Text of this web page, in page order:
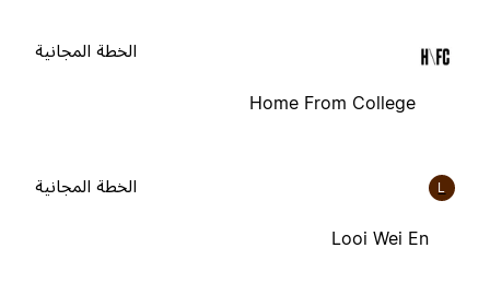
Home From College
الخطة المجانية
L
Looi Wei En
الخطة المجانية